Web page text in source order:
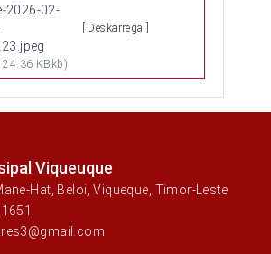
2026-02-
KBkb)
[ Deskarrega ]
Viqueuque
Hat, Beloi, Viqueque, Timor-Leste